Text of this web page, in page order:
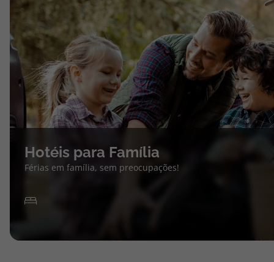
Hotéis para Família
Férias em família, sem preocupações!